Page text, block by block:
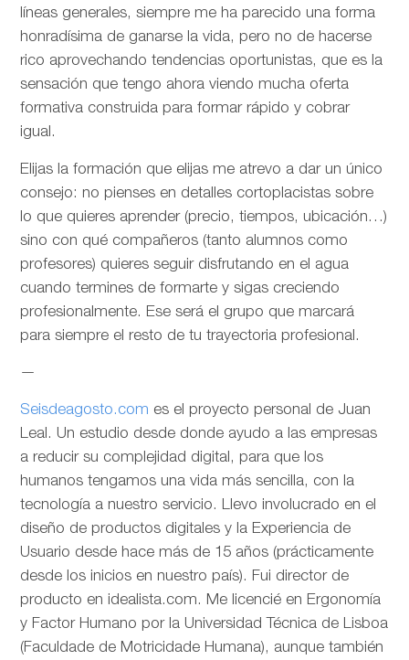
líneas generales, siempre me ha parecido una forma
honradísima de ganarse la vida, pero no de hacerse
rico aprovechando tendencias oportunistas, que es la
sensación que tengo ahora viendo mucha oferta
formativa construida para formar rápido y cobrar
igual.
Elijas la formación que elijas me atrevo a dar un único
consejo: no pienses en detalles cortoplacistas sobre
lo que quieres aprender (precio, tiempos, ubicación…)
sino con qué compañeros (tanto alumnos como
profesores) quieres seguir disfrutando en el agua
cuando termines de formarte y sigas creciendo
profesionalmente. Ese será el grupo que marcará
para siempre el resto de tu trayectoria profesional.
—
Seisdeagosto.com es el proyecto personal de Juan
Leal. Un estudio desde donde ayudo a las empresas
a reducir su complejidad digital, para que los
humanos tengamos una vida más sencilla, con la
tecnología a nuestro servicio. Llevo involucrado en el
diseño de productos digitales y la Experiencia de
Usuario desde hace más de 15 años (prácticamente
desde los inicios en nuestro país). Fui director de
producto en idealista.com. Me licencié en Ergonomía
y Factor Humano por la Universidad Técnica de Lisboa
(Faculdade de Motricidade Humana), aunque también